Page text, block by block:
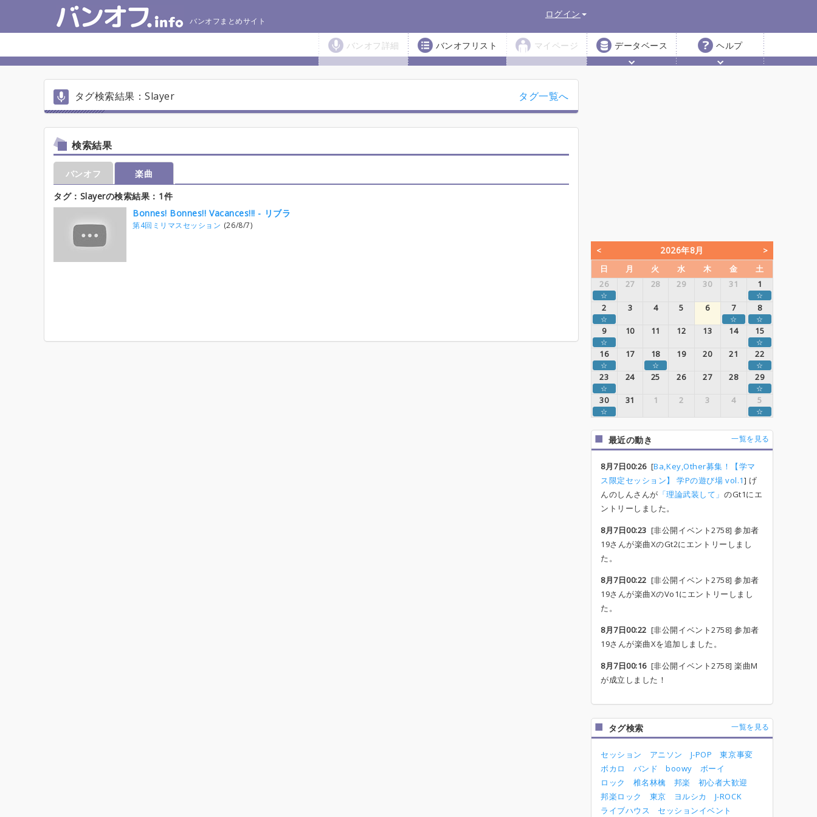
バンオフまとめサイト
ログイン
バンオフ詳細 バンオフリスト マイページ データベース ヘルプ
タグ検索結果：Slayer タグ一覧へ
検索結果
バンオフ
楽曲
タグ：Slayerの検索結果：1件
Bonnes! Bonnes!! Vacances!!! - リブラ
第4回ミリマスセッション (26/8/7)
2026年8月
日 月 火 水 木 金
土
26
27 28 29 30 31 1
☆ ☆
2 3 4 5 6 7 8
☆ ☆ ☆
9 10 11 12 13 14 15
☆ ☆
16 17 18 19 20 21 22
☆ ☆ ☆
23 24 25 26 27 28 29
☆ ☆
30 31 1 2 3 4 5
☆ ☆
最近の動き 一覧を見る
8月7日00:26[Ba,Key,Other募集！【学マ
ス限定セッション】 学Pの遊び場 vol.1] げ
んのしんさんが 「理論武装して」のGt1にエ
ントリーしました。
8月7日00:23 [非公開イベント2758] 参加者
19さんが楽曲XのGt2にエントリーしまし
た。
8月7日00:22 [非公開イベント2758] 参加者
19さんが楽曲XのVo1にエントリーしまし
た。
8月7日00:22 [非公開イベント2758] 参加者
19さんが楽曲Xを追加しました。
8月7日00:16[非公開イベント2758] 楽曲M
が成立しました！
タグ検索 一覧を見る
セッション アニソン J-POP
東京事変
ボカロ
バンド boowy
ボーイ
ロック
椎名林檎 邦楽
初心者大歓迎
邦楽ロック
東京 ヨルシカ
J-ROCK
ライブハウス
セッションイベント